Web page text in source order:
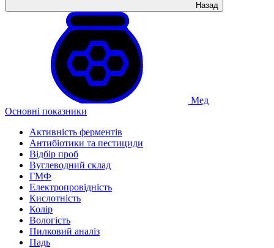
Назад
Мед
Основні показники
Активність ферментів
Антибіотики та пестициди
Відбір проб
Вуглеводний склад
ГМФ
Електропровідність
Кислотність
Колір
Вологість
Пилковий аналіз
Падь